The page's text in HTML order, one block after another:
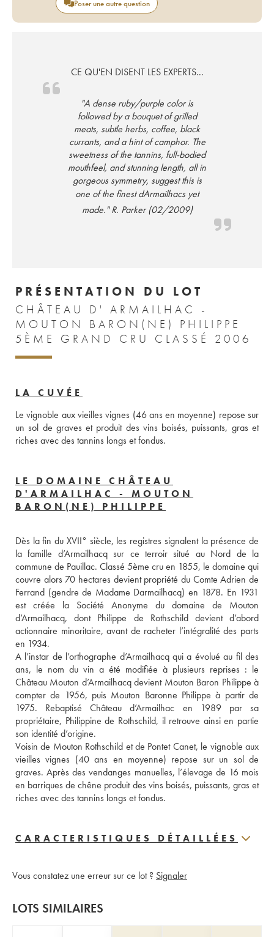
Poser une autre question
CE QU'EN DISENT LES EXPERTS...
"A dense ruby/purple color is
followed by a bouquet of grilled
meats, subtle herbs, coffee, black
currants, and a hint of camphor. The
sweetness of the tannins, full-bodied
mouthfeel, and stunning length, all in
gorgeous symmetry, suggest this is
one of the finest dArmailhacs yet
made." R. Parker (02/2009)
PRÉSENTATION DU LOT
CHÂTEAU D' ARMAILHAC -
MOUTON BARON(NE) PHILIPPE
5ÈME GRAND CRU CLASSÉ 2006
LA CUVÉE
Le vignoble aux vieilles vignes (46 ans en moyenne) repose sur
un sol de graves et produit des vins boisés, puissants, gras et
riches avec des tannins longs et fondus.
LE DOMAINE CHÂTEAU
D'ARMAILHAC - MOUTON
BARON(NE) PHILIPPE
Dès la fin du XVII° siècle, les registres signalent la présence de
la famille d’Armailhacq sur ce terroir situé au Nord de la
commune de Pauillac. Classé 5ème cru en 1855, le domaine qui
couvre alors 70 hectares devient propriété du Comte Adrien de
Ferrand (gendre de Madame Darmailhacq) en 1878. En 1931
est créée la Société Anonyme du domaine de Mouton
d’Armailhacq, dont Philippe de Rothschild devient d’abord
actionnaire minoritaire, avant de racheter l’intégralité des parts
en 1934.
A l’instar de l’orthographe d’Armailhacq qui a évolué au fil des
ans, le nom du vin a été modifiée à plusieurs reprises : le
Château Mouton d’Armailhacq devient Mouton Baron Philippe à
compter de 1956, puis Mouton Baronne Philippe à partir de
1975. Rebaptisé Château d’Armailhac en 1989 par sa
propriétaire, Philippine de Rothschild, il retrouve ainsi en partie
son identité d’origine.
Voisin de Mouton Rothschild et de Pontet Canet, le vignoble aux
vieilles vignes (40 ans en moyenne) repose sur un sol de
graves. Après des vendanges manuelles, l’élevage de 16 mois
en barriques de chêne produit des vins boisés, puissants, gras et
riches avec des tannins longs et fondus.
CARACTERISTIQUES DÉTAILLÉES
Vous constatez une erreur sur ce lot ? Signaler
LOTS SIMILAIRES